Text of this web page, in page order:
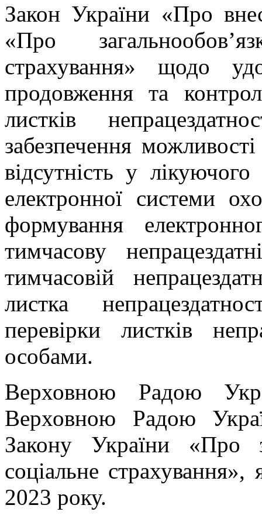
Закон України «Про
«Про
страхування» щодо
продовження та
листків
забезпечення
відсутність у
електронної системи
формування
тимчасову
тимчасовій
листка
перевірки листків
особами.
Верховною Радою
Верховною Радою
Закону України «Про
соціальне
2023 року.